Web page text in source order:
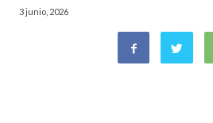
3 junio, 2026